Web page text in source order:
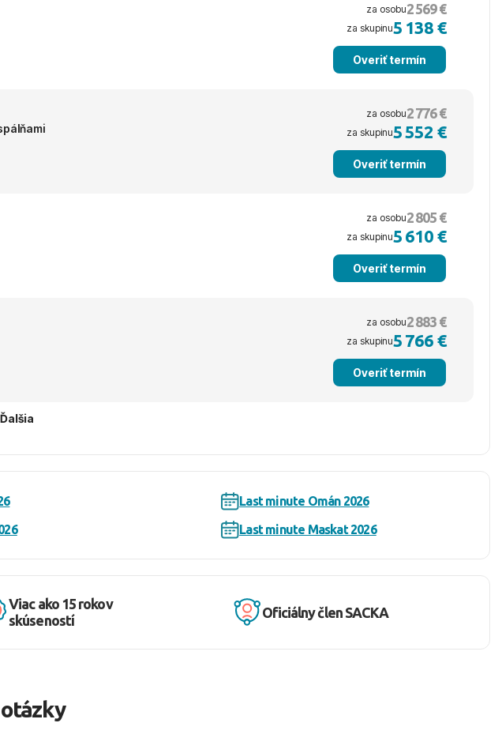
za osobu2 569 €
za skupinu5 138 €
Overiť termín
za osobu2 776 €
za skupinu5 552 €
Overiť termín
za osobu2 805 €
za skupinu5 610 €
Overiť termín
za osobu2 883 €
za skupinu5 766 €
Overiť termín
Ďalšia
Last minute Omán 2026
Last minute Maskat 2026
Viac ako 15 rokov
skúseností
Oficiálny člen SACKA